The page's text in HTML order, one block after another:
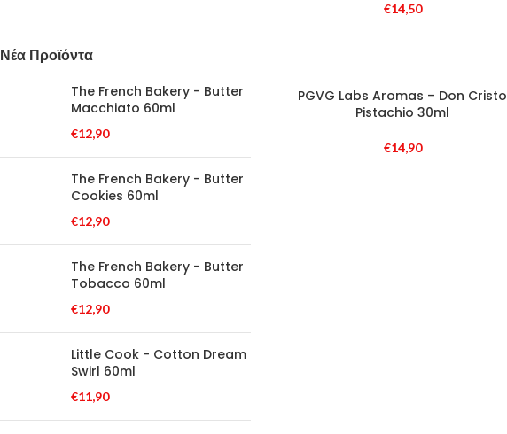
Νέα Προϊόντα
The French Bakery - Butter
Macchiato 60ml
€12,90
The French Bakery - Butter
Cookies 60ml
€12,90
The French Bakery - Butter
Tobacco 60ml
€12,90
Little Cook - Cotton Dream
Swirl 60ml
€11,90
€14,50
PGVG Labs Aromas – Don Cristo
Pistachio 30ml
€14,90